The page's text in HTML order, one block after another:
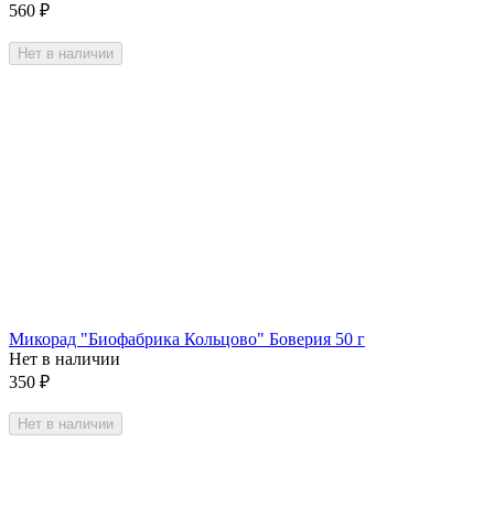
560 ₽
Нет в наличии
Микорад "Биофабрика Кольцово" Боверия 50 г
Нет в наличии
350 ₽
Нет в наличии